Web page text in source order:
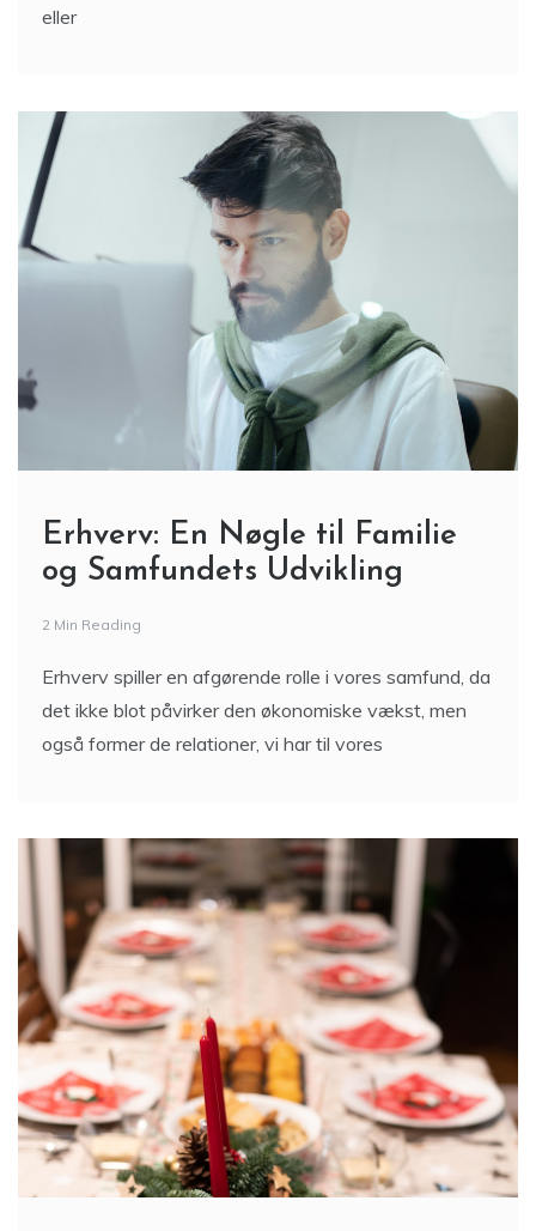
og Samfundets Udvikling
2 Min Reading
Erhverv spiller en afgørende rolle i vores samfund, da